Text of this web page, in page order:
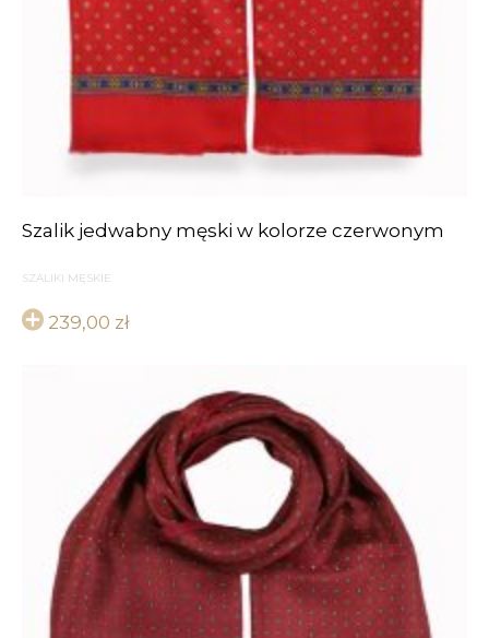
Szalik jedwabny męski w kolorze czerwonym
SZALIKI MĘSKIE
239,00 zł